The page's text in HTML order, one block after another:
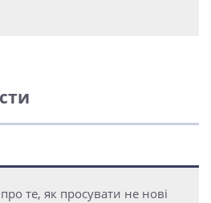
те, як просувати не нові